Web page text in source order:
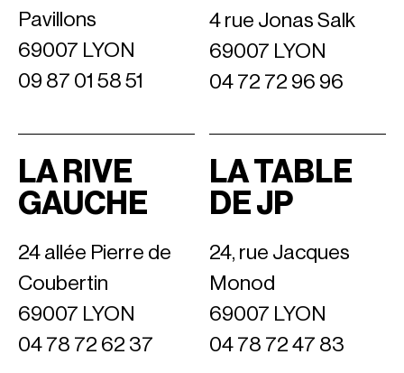
Pavillons
69007 LYON
09 87 01 58 51
4 rue Jonas Salk
69007 LYON
04 72 72 96 96
LA RIVE
GAUCHE
24 allée Pierre de
Coubertin
69007 LYON
04 78 72 62 37
LA TABLE
DE JP
24, rue Jacques
Monod
69007 LYON
04 78 72 47 83